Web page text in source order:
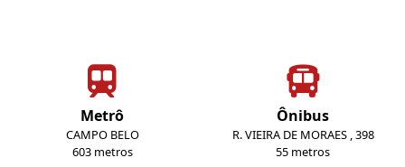
Metrô
CAMPO BELO
603 metros
Ônibus
R. VIEIRA DE MORAES , 398
55 metros